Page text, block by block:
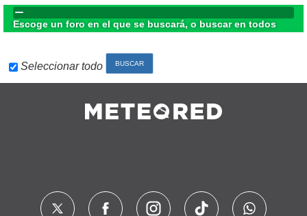
Escoge un foro en el que se buscará, o buscar en todos
Seleccionar todo